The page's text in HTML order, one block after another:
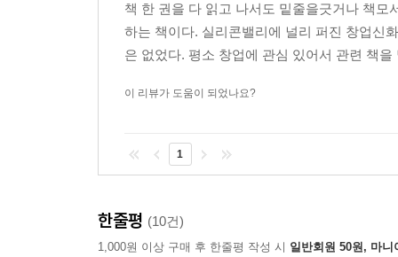
책 한 권을 다 읽고 나서도 밑줄을긋거나 책
하는 책이다. 실리콘밸리에 널리 퍼진 창업신
은 없었다. 평소 창업에 관심 있어서 관련 책
이 리뷰가 도움이 되었나요?
1
한줄평 (10건)
1,000원 이상 구매 후 한줄평 작성 시 일반회원 50원, 마니